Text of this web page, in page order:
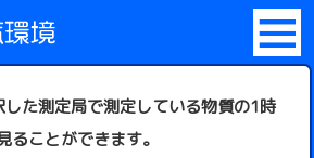
した測定局で測定している物質の1時
ることができます。